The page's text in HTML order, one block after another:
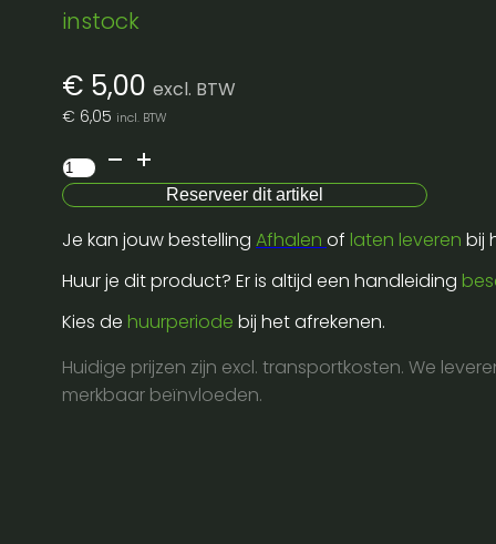
instock
€ 5,00 excl. BTW
€ 6,05 incl. BTW
Shure
sm58-
lce-
dynamisch
vocal
aantal
Reserveer dit artikel
Je kan jouw bestelling Afhalen of laten leveren bij
Huur je dit product? Er is altijd een handleiding
Kies de huurperiode bij het afrekenen.
Huidige prijzen zijn excl. transportkosten. We
merkbaar beïnvloeden.